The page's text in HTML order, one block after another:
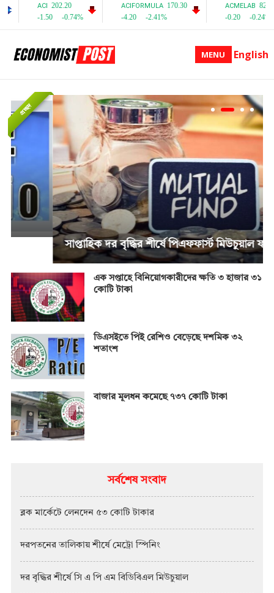
MENU English
সাপ্তাহিক দর বৃদ্ধির শীর্ষে পিএফফার্স্ট মিউচুয়াল ফান্ড
এক সপ্তাহে বিনিয়োগকারীদের ক্ষতি ৩ হাজার ৩১
কোটি টাকা
ডিএসইতে পিই রেশিও বেড়েছে দশমিক ৩২
শতাংশ
বাজার মূলধন কমেছে ৭৩৭ কোটি টাকা
প্রচ্ছদ
সর্বশেষ সংবাদ
ব্লক মার্কেটে লেনদেন ৫৩ কোটি টাকার
দরপতনের তালিকায় শীর্ষে মেট্রো স্পিনিং
দর বৃদ্ধির শীর্ষে সি এ পি এম বিডিবিএল মিউচুয়াল